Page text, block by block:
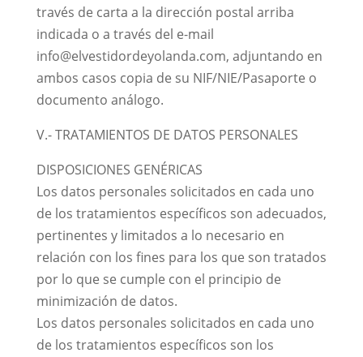
través de carta a la dirección postal arriba
indicada o a través del e-mail
info@elvestidordeyolanda.com, adjuntando en
ambos casos copia de su NIF/NIE/Pasaporte o
documento análogo.
V.- TRATAMIENTOS DE DATOS PERSONALES
DISPOSICIONES GENÉRICAS
Los datos personales solicitados en cada uno
de los tratamientos específicos son adecuados,
pertinentes y limitados a lo necesario en
relación con los fines para los que son tratados
por lo que se cumple con el principio de
minimización de datos.
Los datos personales solicitados en cada uno
de los tratamientos específicos son los